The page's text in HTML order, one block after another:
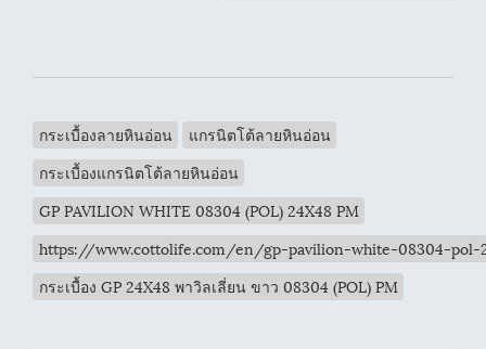
กระเบื้องลายหินอ่อน
แกรนิตโต้ลายหินอ่อน
กระเบื้องแกรนิตโต้ลายหินอ่อน
GP PAVILION WHITE 08304 (POL) 24X48 PM
https://www.cottolife.com/en/gp-pavilion-white-08304-pol-
กระเบื้อง GP 24X48 พาวิลเลี่ยน ขาว 08304 (POL) PM